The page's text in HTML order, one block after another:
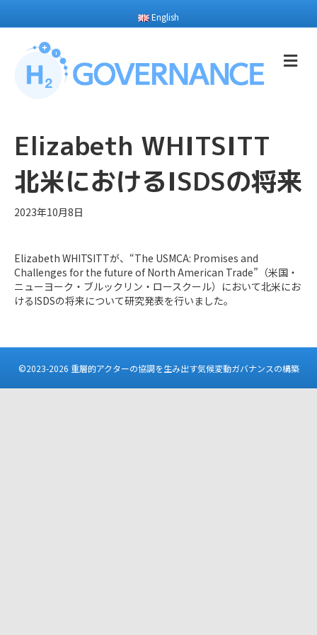
English
メ
Elizabeth WHITSITT
北米におけるISDSの将来
2023年10月8日
Elizabeth WHITSITTが、“The USMCA: Promises and
Challenges for the future of North American Trade”（米国・
ニューヨーク・ブルックリン・ロースクール）において北米にお
けるISDSの将来について研究発表を行いました。
©2023-2026 重層的アクターの協調を生み出す気候変動ガバナンスの構築